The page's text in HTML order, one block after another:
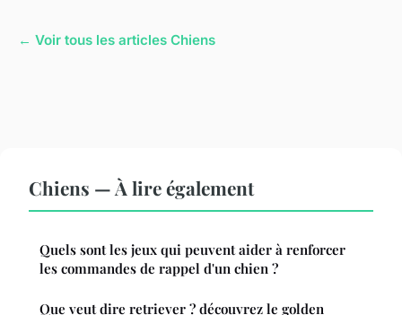
← Voir tous les articles Chiens
Chiens — À lire également
Quels sont les jeux qui peuvent aider à renforcer
les commandes de rappel d'un chien ?
Que veut dire retriever ? découvrez le golden